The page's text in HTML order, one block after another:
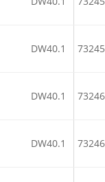
DW40.1
DW40.1
DW40.1